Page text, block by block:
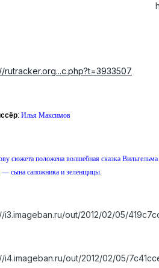
rutracker.org...c.php?t=3933507
: Илья Максимов
сюжета положена волшебная сказка
— сына сапожника и зеленщицы.
i3.imageban.ru/out/2012/02/05/
i4.imageban.ru/out/2012/02/05/